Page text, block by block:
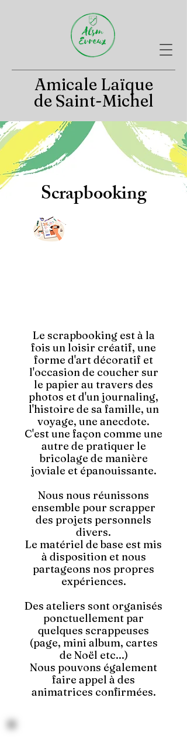
Amicale Laïque
de Saint-Michel
Scrapbooking
Le scrapbooking est à la
fois un loisir créatif, une
forme d'art décoratif et
l'occasion de coucher sur
le papier au travers des
photos et d'un journaling,
l'histoire de sa famille, un
voyage, une anecdote.
C'est une façon comme une
autre de pratiquer le
bricolage de manière
joviale et épanouissante.
Nous nous réunissons
ensemble pour scrapper
des projets personnels
divers.
Le matériel de base est mis
à disposition et nous
partageons nos propres
expériences.
Des ateliers sont organisés
ponctuellement par
quelques scrappeuses
(page, mini album, cartes
de Noël etc...)
Nous pouvons également
faire appel à des
animatrices confirmées.